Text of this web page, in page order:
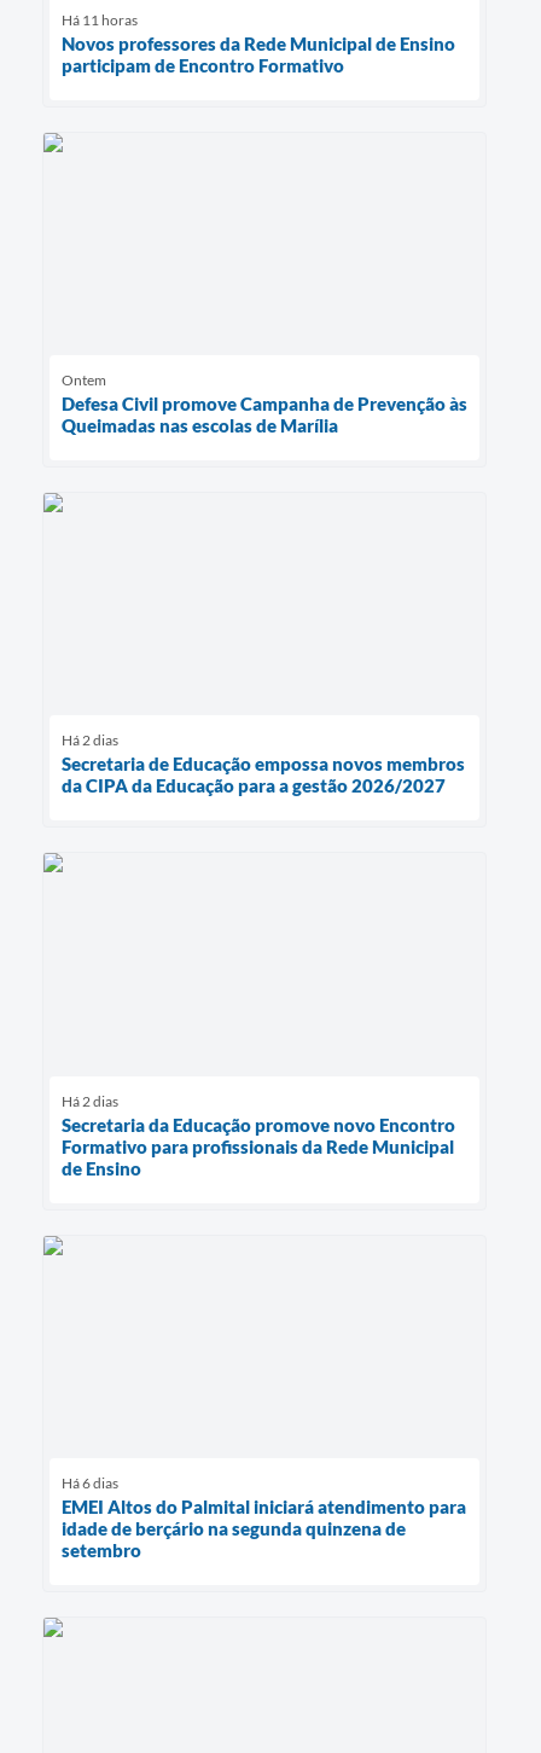
Há 11 horas
Novos professores da Rede Municipal de Ensino
participam de Encontro Formativo
Ontem
Defesa Civil promove Campanha de Prevenção às
Queimadas nas escolas de Marília
Há 2 dias
Secretaria de Educação empossa novos membros
da CIPA da Educação para a gestão 2026/2027
Há 2 dias
Secretaria da Educação promove novo Encontro
Formativo para profissionais da Rede Municipal
de Ensino
Há 6 dias
EMEI Altos do Palmital iniciará atendimento para
idade de berçário na segunda quinzena de
setembro